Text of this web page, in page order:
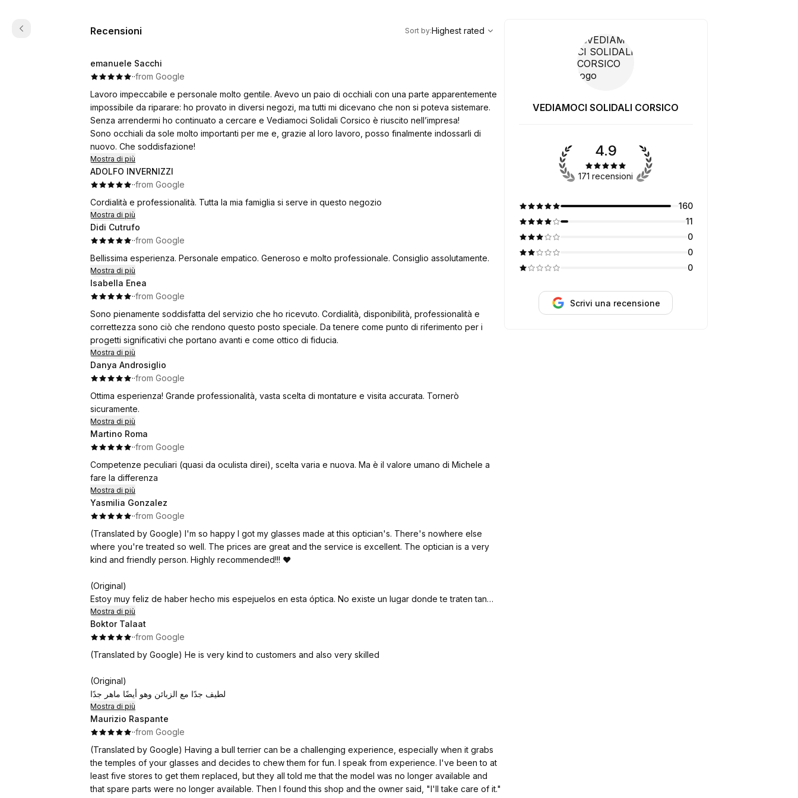
Recensioni
Highest rated
Sort by:Highest rated
emanuele Sacchi
··from Google
Lavoro impeccabile e personale molto gentile. Avevo un paio di occhiali con una parte apparentemente
impossibile da riparare: ho provato in diversi negozi, ma tutti mi dicevano che non si poteva sistemare.
Senza arrendermi ho continuato a cercare e Vediamoci Solidali Corsico è riuscito nell’impresa!
Sono occhiali da sole molto importanti per me e, grazie al loro lavoro, posso finalmente indossarli di
nuovo. Che soddisfazione!
Mostra di più
ADOLFO INVERNIZZI
··from Google
Cordialità e professionalità. Tutta la mia famiglia si serve in questo negozio
Mostra di più
Didi Cutrufo
··from Google
Bellissima esperienza. Personale empatico. Generoso e molto professionale. Consiglio assolutamente.
Mostra di più
Isabella Enea
··from Google
Sono pienamente soddisfatta del servizio che ho ricevuto. Cordialità, disponibilità, professionalità e
correttezza sono ciò che rendono questo posto speciale. Da tenere come punto di riferimento per i
progetti significativi che portano avanti e come ottico di fiducia.
Mostra di più
Danya Androsiglio
··from Google
Ottima esperienza! Grande professionalità, vasta scelta di montature e visita accurata. Tornerò
sicuramente.
Mostra di più
Martino Roma
··from Google
Competenze peculiari (quasi da oculista direi), scelta varia e nuova. Ma è il valore umano di Michele a
fare la differenza
Mostra di più
Yasmilia Gonzalez
··from Google
(Translated by Google) I'm so happy I got my glasses made at this optician's. There's nowhere else
where you're treated so well. The prices are great and the service is excellent. The optician is a very
kind and friendly person. Highly recommended!!! ❤️
(Original)
Estoy muy feliz de haber hecho mis espejuelos en esta óptica. No existe un lugar donde te traten tan
bien. Los precios son muy buenos y la atención es excelente. El óptico es una persona muy amable y
agradable. Totalmente recomendado!!!❤️
Mostra di più
Boktor Talaat
··from Google
(Translated by Google) He is very kind to customers and also very skilled
(Original)
لطيف جدًا مع الزبائن وهو أيضًا ماهر جدًا
Mostra di più
Maurizio Raspante
··from Google
(Translated by Google) Having a bull terrier can be a challenging experience, especially when it grabs
the temples of your glasses and decides to chew them for fun. I speak from experience. I've been to at
least five stores to get them replaced, but they all told me that the model was no longer available and
that spare parts were no longer available. Then I found this shop and the owner said, "I'll take care of it."
VEDIAMOCI SOLIDALI CORSICO
4.9
171 recensioni
160
11
0
0
0
Scrivi una recensione